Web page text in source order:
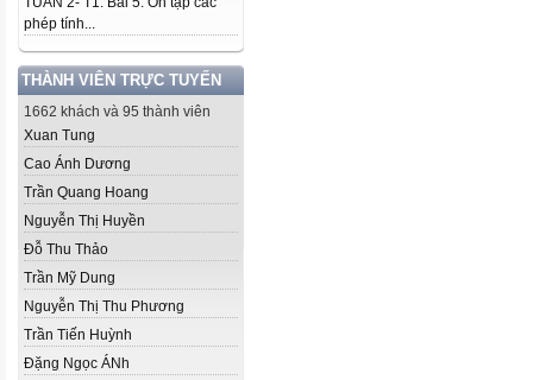
phép tính...
THÀNH VIÊN TRỰC TUYẾN
1662 khách và 95 thành viên
Xuan Tung
Cao Ánh Dương
Trần Quang Hoang
Nguyễn Thị Huyền
Đỗ Thu Thảo
Trần Mỹ Dung
Nguyễn Thị Thu Phương
Trần Tiến Huỳnh
Đặng Ngọc ÁNh